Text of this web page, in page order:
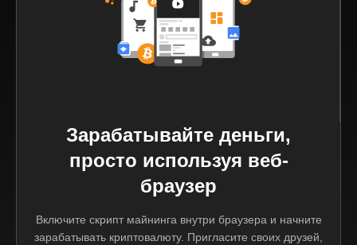
Зарабатывайте деньги,
просто используя веб-
браузер
Включите скрипт майнинга внутри браузера и начните
зарабатывать криптовалюту. Пригласите своих друзей,